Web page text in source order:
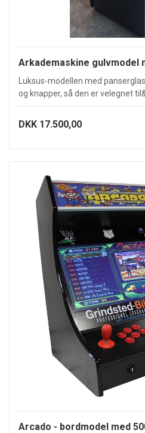
Arkademaskine gulvmodel
Luksus-modellen med
og knapper, så den er velegnet
DKK 17.500,00
Arcado - bordmodel med